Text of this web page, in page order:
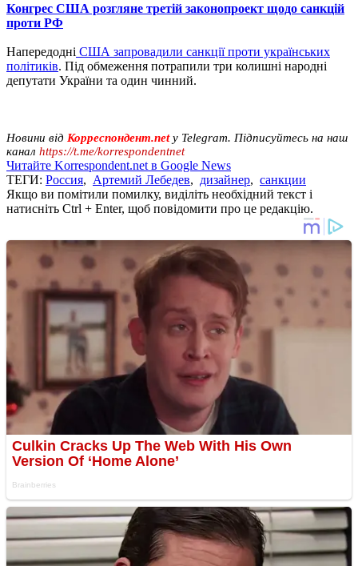
Конгрес США розгляне третій законопроект щодо санкцій
проти РФ
Напередодні США запровадили санкції проти українських
політиків. Під обмеження потрапили три колишні народні
депутати України та один чинний.
Новини від Корреспондент.netу Telegram. Підписуйтесь на наш
канал https://t.me/korrespondentnet
Читайте Korrespondent.net в Google News
ТЕГИ: Россия, Артемий Лебедев, дизайнер, санкции
Якщо ви помітили помилку, виділіть необхідний текст і
натисніть Ctrl + Enter, щоб повідомити про це редакцію.